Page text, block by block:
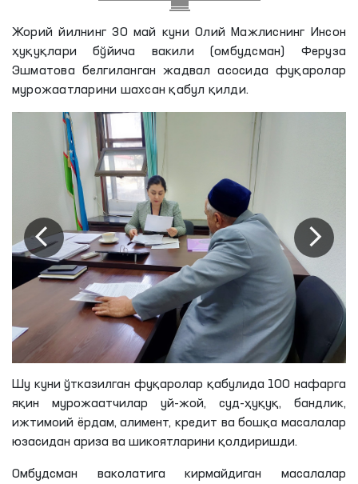
Жорий йилнинг 30 май куни Олий Мажлиснинг Инсон
ҳуқуқлари бўйича вакили (омбудсман) Феруза
Эшматова белгиланган жадвал асосида фуқаролар
мурожаатларини шахсан қабул қилди.
Шу куни ўтказилган фуқаролар қабулида 100 нафарга
яқин мурожаатчилар уй-жой, суд-ҳуқуқ, бандлик,
ижтимоий ёрдам, алимент, кредит ва бошқа масалалар
юзасидан ариза ва шикоятларини қолдиришди.
Омбудсман ваколатига кирмайдиган масалалар